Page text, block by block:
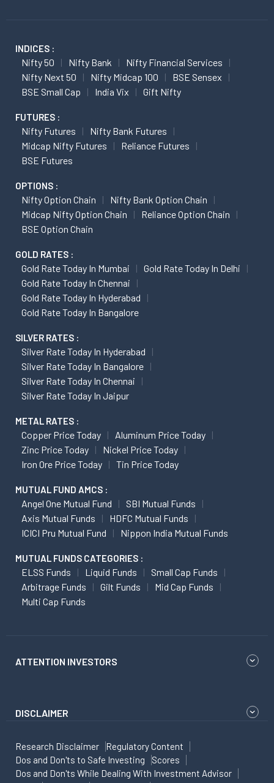
INDICES :
Nifty 50 Nifty Bank
Nifty Financial Services
Nifty Next 50
Nifty Midcap 100
BSE Sensex
BSE Small Cap
India Vix Gift Nifty
FUTURES :
Nifty Futures
Nifty Bank Futures
Midcap Nifty Futures
Reliance Futures
BSE Futures
OPTIONS :
Nifty Option Chain
Nifty Bank Option Chain
Midcap Nifty Option Chain
Reliance Option Chain
BSE Option Chain
GOLD RATES :
Gold Rate Today In Mumbai
Gold Rate Today In Delhi
Gold Rate Today In Chennai
Gold Rate Today In Hyderabad
Gold Rate Today In Bangalore
SILVER RATES :
Silver Rate Today In Hyderabad
Silver Rate Today In Bangalore
Silver Rate Today In Chennai
Silver Rate Today In Jaipur
METAL RATES :
Copper Price Today
Aluminum Price Today
Zinc Price Today
Nickel Price Today
Iron Ore Price Today
Tin Price Today
MUTUAL FUND AMCS :
Angel One Mutual Fund
SBI Mutual Funds
Axis Mutual Funds
HDFC Mutual Funds
ICICI Pru Mutual Fund
Nippon India Mutual Funds
MUTUAL FUNDS CATEGORIES :
ELSS Funds Liquid Funds
Small Cap Funds
Arbitrage Funds
Gilt Funds
Mid Cap Funds
Multi Cap Funds
ATTENTION INVESTORS
DISCLAIMER
Research Disclaimer
Regulatory Content
Dos and Don'ts to Safe Investing
Scores
Dos and Don'ts While Dealing With Investment Advisor